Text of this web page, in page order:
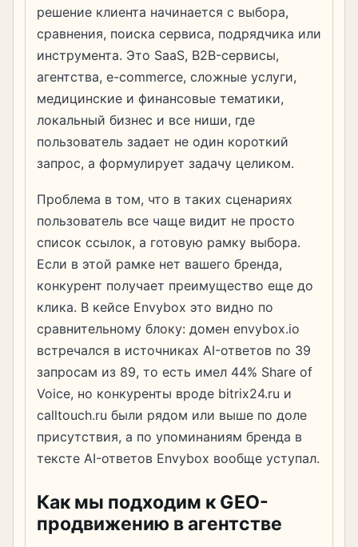
решение клиента начинается с выбора,
сравнения, поиска сервиса, подрядчика или
инструмента. Это SaaS, B2B-сервисы,
агентства, e-commerce, сложные услуги,
медицинские и финансовые тематики,
локальный бизнес и все ниши, где
пользователь задает не один короткий
запрос, а формулирует задачу целиком.
Проблема в том, что в таких сценариях
пользователь все чаще видит не просто
список ссылок, а готовую рамку выбора.
Если в этой рамке нет вашего бренда,
конкурент получает преимущество еще до
клика. В кейсе Envybox это видно по
сравнительному блоку: домен envybox.io
встречался в источниках AI-ответов по 39
запросам из 89, то есть имел 44% Share of
Voice, но конкуренты вроде bitrix24.ru и
calltouch.ru были рядом или выше по доле
присутствия, а по упоминаниям бренда в
тексте AI-ответов Envybox вообще уступал.
Как мы подходим к GEO-
продвижению в агентстве